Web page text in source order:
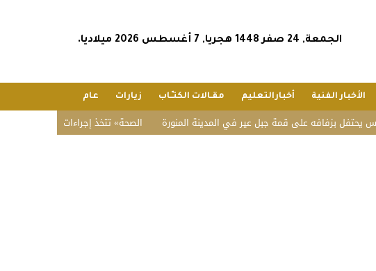
الجمعة, 24 صفر 1448 هجريا, 7 أغسطس 2026 ميلاديا.
الأخبار الفنية أخبارالتعليم مقـالات الكتـّـاب زيارات عام
«الصحة» تتخذ إجراءات نظامية بحق صيدلي في على قمة جبل عير في المدينة المنورة